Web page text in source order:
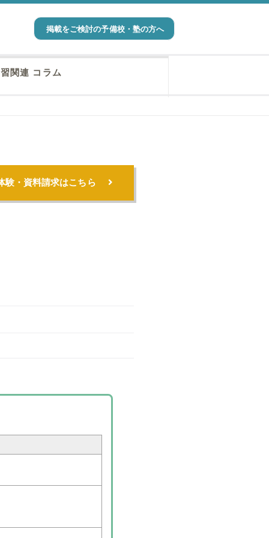
掲載をご検討の予備校・塾の方へ
関連 コラム
験・資料請求はこちら